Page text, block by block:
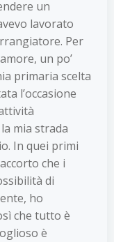
un
lavorato
Per
un po’
primaria scelta
l’occasione
mia strada
In quei primi
che i
di
ho
che tutto è
è